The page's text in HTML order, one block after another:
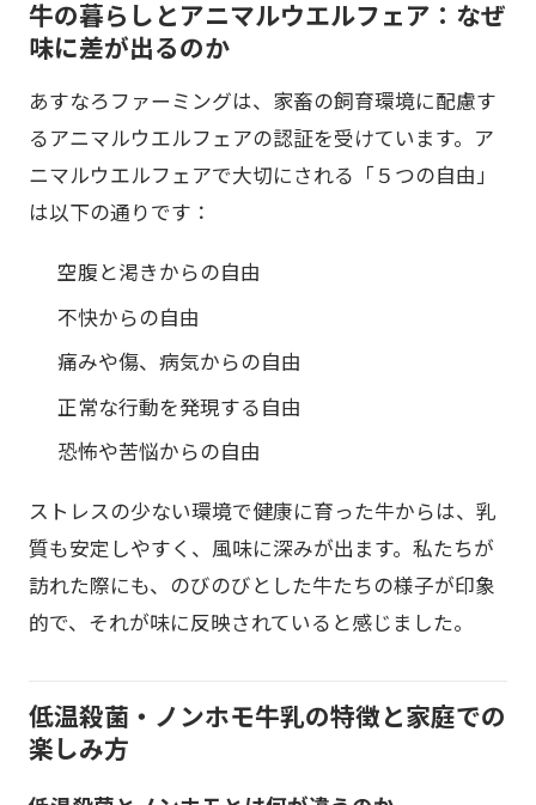
牛の暮らしとアニマルウエルフェア：なぜ
味に差が出るのか
あすなろファーミングは、家畜の飼育環境に配慮す
るアニマルウエルフェアの認証を受けています。ア
ニマルウエルフェアで大切にされる「５つの自由」
は以下の通りです：
空腹と渇きからの自由
不快からの自由
痛みや傷、病気からの自由
正常な行動を発現する自由
恐怖や苦悩からの自由
ストレスの少ない環境で健康に育った牛からは、乳
質も安定しやすく、風味に深みが出ます。私たちが
訪れた際にも、のびのびとした牛たちの様子が印象
的で、それが味に反映されていると感じました。
低温殺菌・ノンホモ牛乳の特徴と家庭での
楽しみ方